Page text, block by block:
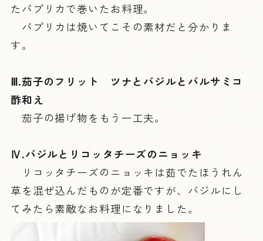
たパプリカで巻いたお料理。
パプリカは焼いてこその素材だと分かりま
す。
Ⅲ.茄子のフリット ツナとバジルとバルサミコ
酢和え
茄子の揚げ物をもう一工夫。
Ⅳ.バジルとリコッタチーズのニョッキ
リコッタチーズのニョッキは茹でたほうれん
草を混ぜ込んだものが定番ですが、バジルにし
てみたら素敵なお料理になりました。